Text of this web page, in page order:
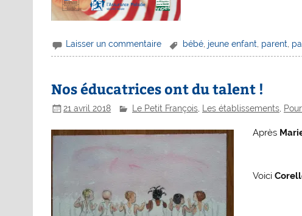
Laisser un commentaire bébé, jeune enfant, parent,
Nos éducatrices ont du talent !
21 avril 2018 Le Petit François, Les établissements,
Après
Voici